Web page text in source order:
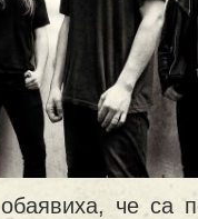
обаявиха, че са